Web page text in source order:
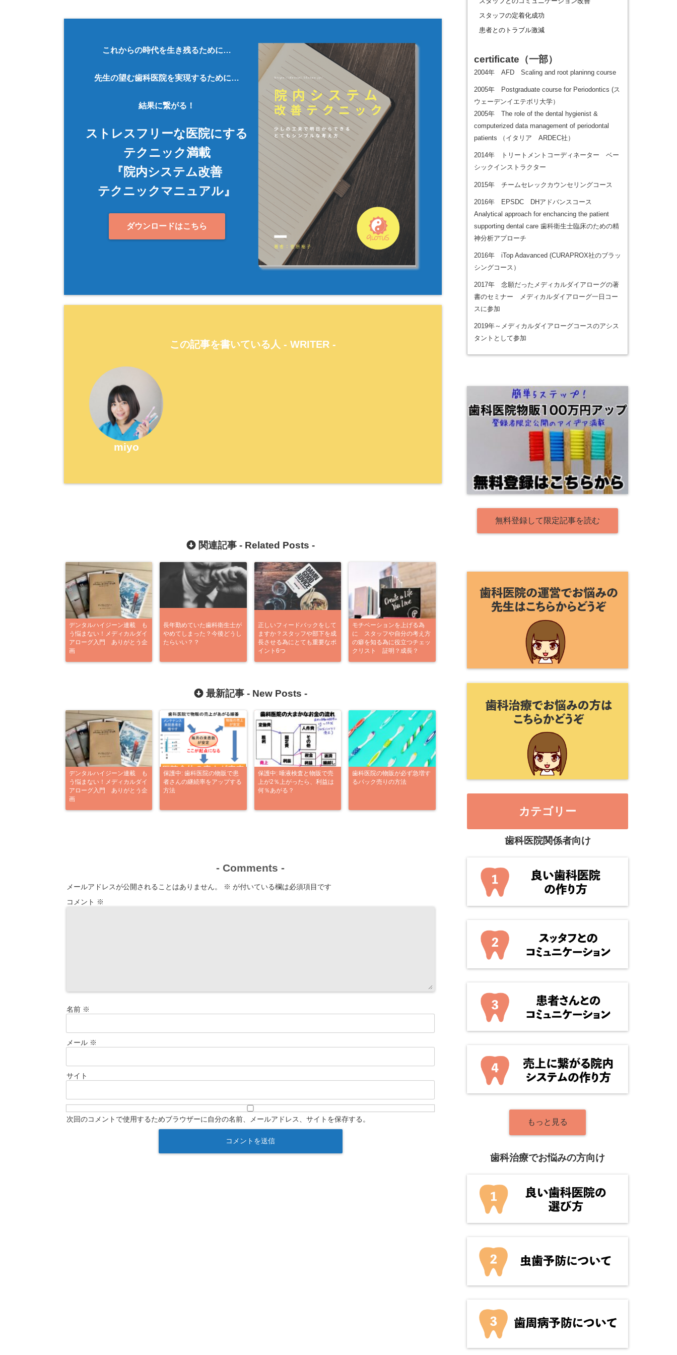
これからの時代を生き残るために…
先生の望む歯科医院を実現するために…
結果に繋がる！
ストレスフリーな医院にする
テクニック満載
『院内システム改善
テクニックマニュアル』
ダウンロードはこちら
この記事を書いている人 - WRITER -
miyo
関連記事 - Related Posts -
デンタルハイジーン連載 も
う悩まない！メディカルダイ
アローグ入門 ありがとう企
画
長年勤めていた歯科衛生士が
やめてしまった？今後どうし
たらいい？？
正しいフィードバックをして
ますか？スタッフや部下を成
長させる為にとても重要なポ
イント6つ
モチベーションを上げる為
に スタッフや自分の考え方
の癖を知る為に役立つチェッ
クリスト 証明？成長？
最新記事 - New Posts -
デンタルハイジーン連載 も
う悩まない！メディカルダイ
アローグ入門 ありがとう企
画
保護中: 歯科医院の物販で患
者さんの継続率をアップする
方法
保護中: 唾液検査と物販で売
上が2％上がったら、利益は
何％あがる？
歯科医院の物販が必ず急増す
るパック売りの方法
- Comments -
メールアドレスが公開されることはありません。 ※ が付いている欄は必須項目です
コメント ※
名前 ※
メール ※
サイト
次回のコメントで使用するためブラウザーに自分の名前、メールアドレス、サイトを保存する。
スタッフの定着化成功
患者とのトラブル激減
certificate （一部）
2004年 AFD Scaling and root planinng course
2005年 Postgraduate course for Periodontics (ス
ウェーデンイエテボリ大学）
2005年 The role of the dental hygienist &
computerized data management of periodontal
patients （イタリア ARDEC社）
2014年 トリートメントコーディネーター ベー
シックインストラクター
2015年 チームセレックカウンセリングコース
2016年 EPSDC DHアドバンスコース
Analytical approach for enchancing the patient
supporting dental care 歯科衛生士臨床のための精
神分析アプローチ
2016年 iTop Adavanced (CURAPROX社のブラッ
シングコース）
2017年 念願だったメディカルダイアローグの著
書のセミナー メディカルダイアローグ一日コー
スに参加
2019年～メディカルダイアローグコースのアシス
タントとして参加
無料登録して限定記事を読む
カテゴリー
歯科医院関係者向け
もっと見る
歯科治療でお悩みの方向け